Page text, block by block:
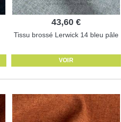
43,60 €
Tissu brossé Lerwick 14 bleu pâle
VOIR